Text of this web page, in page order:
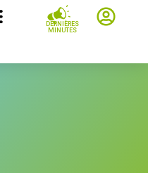
DERNIÈRES
MINUTES